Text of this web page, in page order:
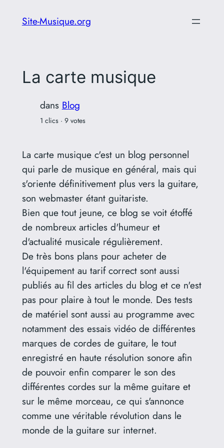
Site-Musique.org
La carte musique
dans Blog
1 clics · 9 votes
La carte musique c'est un blog personnel
qui parle de musique en général, mais qui
s'oriente définitivement plus vers la guitare,
son webmaster étant guitariste.
Bien que tout jeune, ce blog se voit étoffé
de nombreux articles d'humeur et
d'actualité musicale régulièrement.
De très bons plans pour acheter de
l'équipement au tarif correct sont aussi
publiés au fil des articles du blog et ce n'est
pas pour plaire à tout le monde. Des tests
de matériel sont aussi au programme avec
notamment des essais vidéo de différentes
marques de cordes de guitare, le tout
enregistré en haute résolution sonore afin
de pouvoir enfin comparer le son des
différentes cordes sur la même guitare et
sur le même morceau, ce qui s'annonce
comme une véritable révolution dans le
monde de la guitare sur internet.